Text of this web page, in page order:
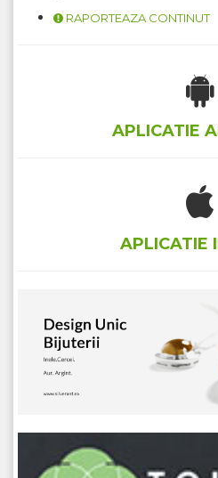
RAPORTEAZA CONTINUT
APLICATIE
APLICATIE